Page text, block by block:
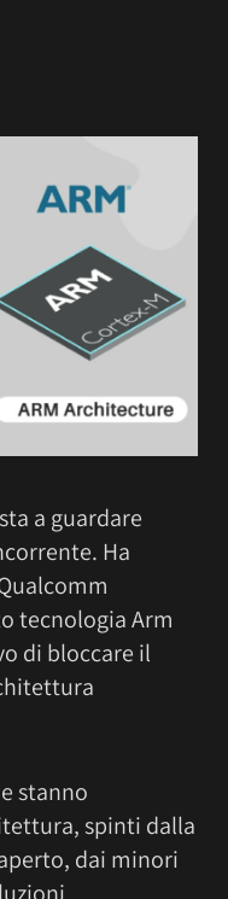
a guardare
Ha
tecnologia Arm
di bloccare il
stanno
spinti dalla
dai minori